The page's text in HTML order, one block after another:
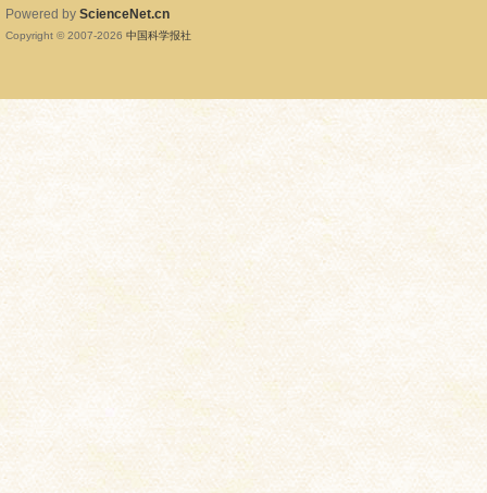
Powered by ScienceNet.cn
Copyright © 2007-2026 中国科学报社